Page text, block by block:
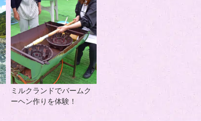
ミルクランドでバームク
ーヘン作りを体験！